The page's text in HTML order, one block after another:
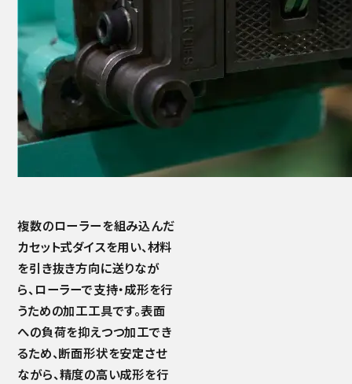
複数のローラーを組み込んだ
カセット式ダイスを用い、材料
を引き抜き方向に送りなが
ら、ローラーで支持・成形を行
うための加工工具です。表面
への負荷を抑えつつ加工でき
るため、断面形状を安定させ
ながら、精度の高い成形を行